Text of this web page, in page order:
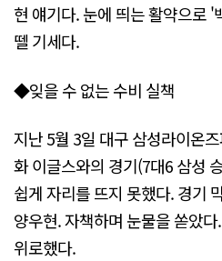
현 얘기다. 눈에 띄는 활약으로
뗄 기세다.
◆잊을 수 없는 수비 실책
지난 5월 3일 대구 삼성라이온
화 이글스와의 경기(7대6 삼성
쉽게 자리를 뜨지 못했다. 경기
양우현. 자책하며 눈물을 쏟았
위로했다.